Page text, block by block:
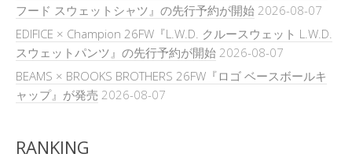
フード スウェットシャツ』の先行予約が開始 2026-08-07
EDIFICE × Champion 26FW『L.W.D. クルースウェット L.W.D.
スウェットパンツ』の先行予約が開始 2026-08-07
BEAMS × BROOKS BROTHERS 26FW『ロゴ ベースボールキ
ャップ』が発売 2026-08-07
RANKING